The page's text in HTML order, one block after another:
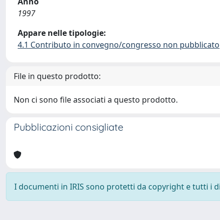
1997
Appare nelle tipologie:
4.1 Contributo in convegno/congresso non pubblicato
File in questo prodotto:
Non ci sono file associati a questo prodotto.
Pubblicazioni consigliate
I documenti in IRIS sono protetti da copyright e tutti i